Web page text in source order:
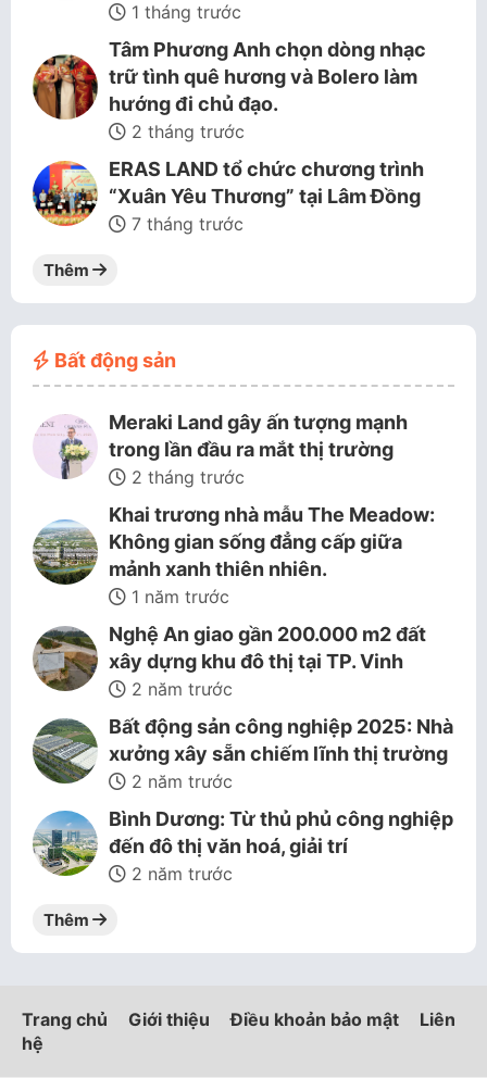
1 tháng trước
Tâm Phương Anh chọn dòng nhạc
trữ tình quê hương và Bolero làm
hướng đi chủ đạo.
2 tháng trước
ERAS LAND tổ chức chương trình
“Xuân Yêu Thương” tại Lâm Đồng
7 tháng trước
Thêm
Bất động sản
Meraki Land gây ấn tượng mạnh
trong lần đầu ra mắt thị trường
2 tháng trước
Khai trương nhà mẫu The Meadow:
Không gian sống đẳng cấp giữa
mảnh xanh thiên nhiên.
1 năm trước
Nghệ An giao gần 200.000 m2 đất
xây dựng khu đô thị tại TP. Vinh
2 năm trước
Bất động sản công nghiệp 2025: Nhà
xưởng xây sẵn chiếm lĩnh thị trường
2 năm trước
Bình Dương: Từ thủ phủ công nghiệp
đến đô thị văn hoá, giải trí
2 năm trước
Thêm
Trang chủ Giới thiệu Điều khoản bảo mật
Liên
hệ